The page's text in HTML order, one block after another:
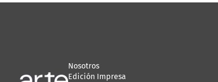
Nosotros
Edición Impresa